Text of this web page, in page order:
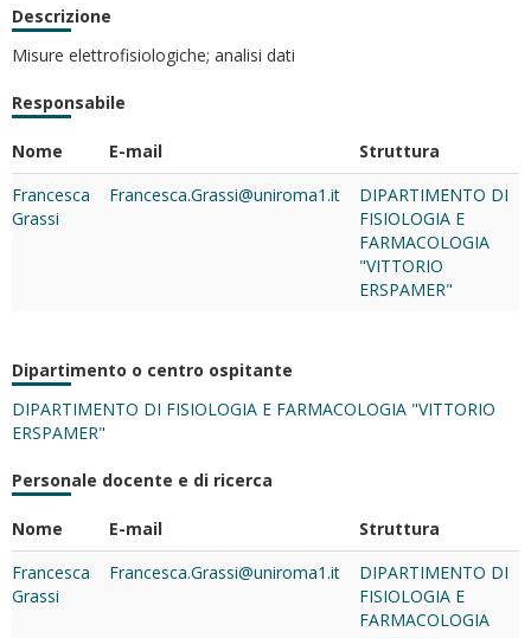
Descrizione
Misure elettrofisiologiche; analisi dati
Responsabile
Nome E-mail
Struttura
Francesca
Grassi
Francesca.Grassi@uniroma1.it
DIPARTIMENTO DI
FISIOLOGIA E
FARMACOLOGIA
"VITTORIO
ERSPAMER"
Dipartimento o centro ospitante
DIPARTIMENTO DI FISIOLOGIA E FARMACOLOGIA "VITTORIO
ERSPAMER"
Personale docente e di ricerca
Nome E-mail
Struttura
Francesca
Grassi
Francesca.Grassi@uniroma1.it
DIPARTIMENTO DI
FISIOLOGIA E
FARMACOLOGIA